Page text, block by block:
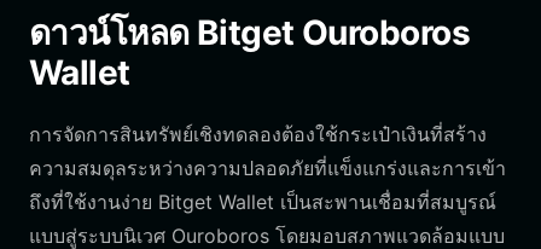
ดาวน์โหลด Bitget Ouroboros
Wallet
การจัดการสินทรัพย์เชิงทดลองต้องใช้กระเป๋าเงินที่สร้าง
ความสมดุลระหว่างความปลอดภัยที่แข็งแกร่งและการเข้า
ถึงที่ใช้งานง่าย Bitget Wallet เป็นสะพานเชื่อมที่สมบูรณ์
แบบสู่ระบบนิเวศ Ouroboros โดยมอบสภาพแวดล้อมแบบ